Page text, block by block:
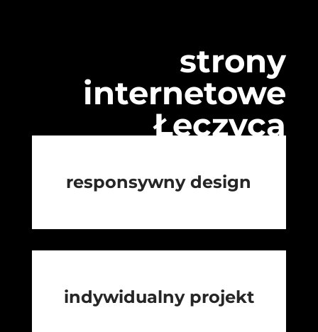
strony
internetowe
Łęczyca
responsywny design
indywidualny projekt